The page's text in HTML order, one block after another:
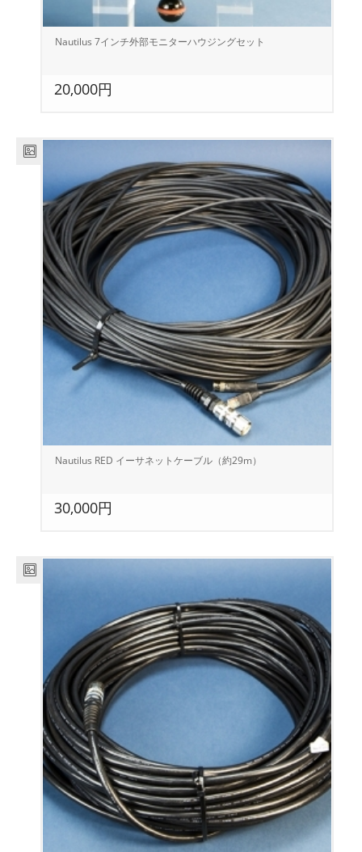
Nautilus 7インチ外部モニターハウジングセット
20,000円
Nautilus RED イーサネットケーブル（約29m）
30,000円